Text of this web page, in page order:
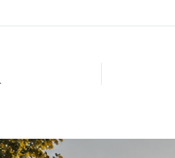
NATURAIS”